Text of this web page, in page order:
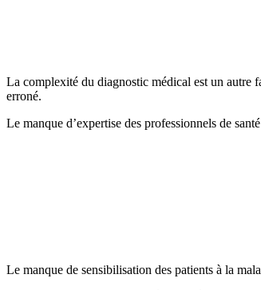
La complexité du diagnostic médical est un autre
erroné.
Le manque d’expertise des professionnels de
Le manque de sensibilisation des patients à la